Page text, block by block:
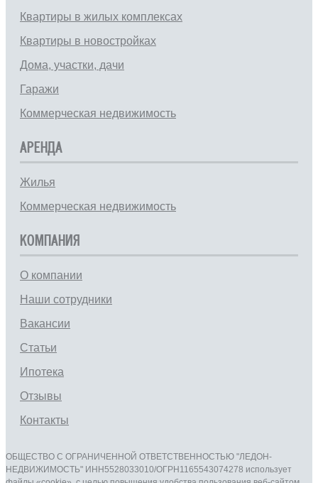
Квартиры в жилых комплексах
Квартиры в новостройках
Дома, участки, дачи
Гаражи
Коммерческая недвижимость
АРЕНДА
Жилья
Коммерческая недвижимость
КОМПАНИЯ
О компании
Наши сотрудники
Вакансии
Статьи
Ипотека
Отзывы
Контакты
ОБЩЕСТВО С ОГРАНИЧЕННОЙ ОТВЕТСТВЕННОСТЬЮ "ЛЕДОН-
НЕДВИЖИМОСТЬ" ИНН5528033010/ОГРН1165543074278 использует